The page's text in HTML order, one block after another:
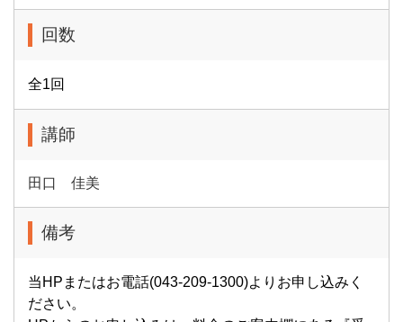
回数
全1回
講師
田口 佳美
備考
当HPまたはお電話(043-209-1300)よりお申し込みく
ださい。